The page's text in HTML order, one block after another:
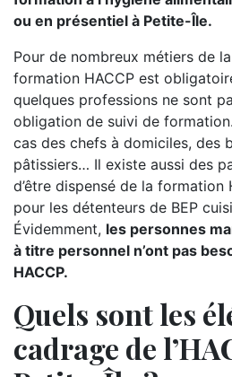
ou en présentiel à Petite-Île.
Pour de nombreux métiers de
formation HACCP est
quelques professions ne sont
obligation de suivi de
cas des chefs à domiciles, des
pâtissiers… Il existe aussi des
d’être dispensé de la formation
pour les détenteurs de BEP
Évidemment, les personnes
à titre personnel n’ont pas
HACCP.
Quels sont les
cadrage de